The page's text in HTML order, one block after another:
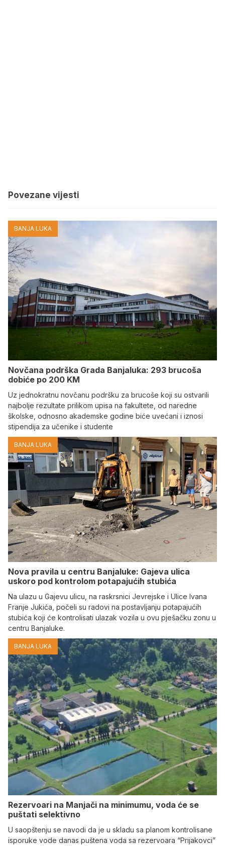
Povezane vijesti
BANJA LUKA
Novčana podrška Grada Banjaluka: 293 brucoša
dobiće po 200 KM
Uz jednokratnu novčanu podršku za brucoše koji su ostvarili
najbolje rezultate prilikom upisa na fakultete, od naredne
školske, odnosno akademske godine biće uvećani i iznosi
stipendija za učenike i studente
BANJA LUKA
Nova pravila u centru Banjaluke: Gajeva ulica
uskoro pod kontrolom potapajućih stubića
Na ulazu u Gajevu ulicu, na raskrsnici Jevrejske i Ulice Ivana
Franje Jukića, počeli su radovi na postavljanju potapajućih
stubića koji će kontrolisati ulazak vozila u ovu pješačku zonu u
centru Banjaluke.
BANJA LUKA
Rezervoari na Manjači na minimumu, voda će se
puštati selektivno
U saopštenju se navodi da je u skladu sa planom kontrolisane
isporuke vode danas puštena voda sa rezervoara “Prijakovci”